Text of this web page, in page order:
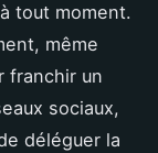
tout moment.
même
franchir un
sociaux,
déléguer la